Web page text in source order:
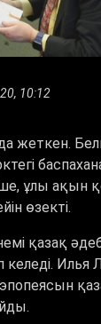
10:12
жеткен.
ұлы ақын
өзекті.
қазақ
Илья